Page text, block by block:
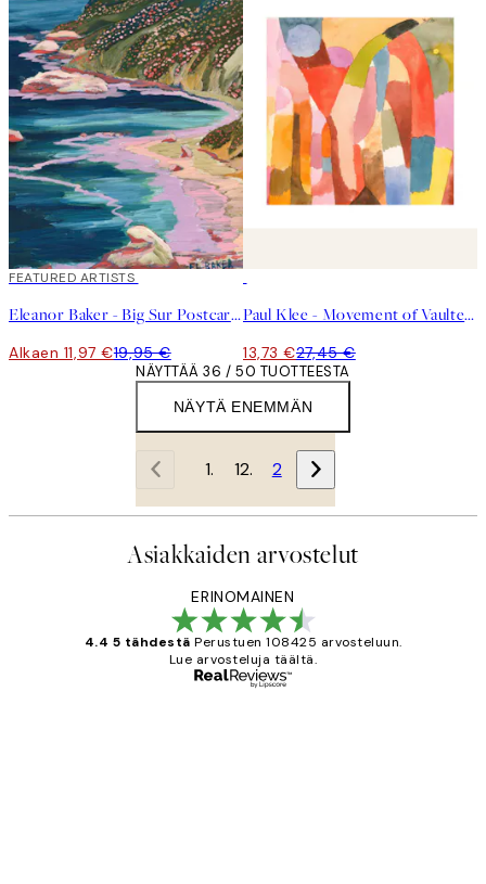
40%*
FEATURED ARTISTS
Eleanor Baker - Big Sur Postcard Juliste
Alkaen 11,97 €19,95 €
Paul Klee - Movement of Vaulted Chambers Square Juliste
13,73 €27,45 €
NÄYTÄ ENEMMÄN
NÄYTTÄÄ 36 / 50 TUOTTEESTA
1 2
Asiakkaiden arvostelut
ERINOMAINEN
4.4 5 tähdestä Perustuen 108425 arvosteluun.
Lue arvosteluja täältä.